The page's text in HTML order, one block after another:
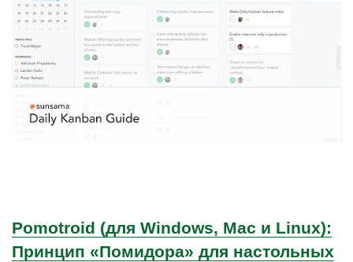
Pomotroid (для Windows, Mac и Linux):
Принцип «Помидора» для настольных